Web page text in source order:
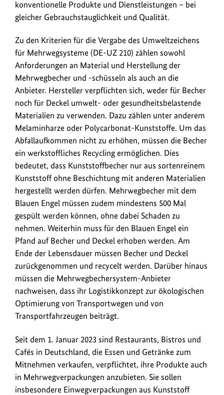
konventionelle Produkte und Dienstleistungen – bei
gleicher Gebrauchstauglichkeit und Qualität.
Zu den Kriterien für die Vergabe des Umweltzeichens
für Mehrwegsysteme (DE-UZ 210) zählen sowohl
Anforderungen an Material und Herstellung der
Mehrwegbecher und -schüsseln als auch an die
Anbieter. Hersteller verpflichten sich, weder für Becher
noch für Deckel umwelt- oder gesundheitsbelastende
Materialien zu verwenden. Dazu zählen unter anderem
Melaminharze oder Polycarbonat-Kunststoffe. Um das
Abfallaufkommen nicht zu erhöhen, müssen die Becher
ein werkstoffliches Recycling ermöglichen. Dies
bedeutet, dass Kunststoffbecher nur aus sortenreinem
Kunststoff ohne Beschichtung mit anderen Materialien
hergestellt werden dürfen. Mehrwegbecher mit dem
Blauen Engel müssen zudem mindestens 500 Mal
gespült werden können, ohne dabei Schaden zu
nehmen. Weiterhin muss für den Blauen Engel ein
Pfand auf Becher und Deckel erhoben werden. Am
Ende der Lebensdauer müssen Becher und Deckel
zurückgenommen und recycelt werden. Darüber hinaus
müssen die Mehrwegbechersystem-Anbieter
nachweisen, dass ihr Logistikkonzept zur ökologischen
Optimierung von Transportwegen und von
Transportfahrzeugen beiträgt.
Seit dem 1. Januar 2023 sind Restaurants, Bistros und
Cafés in Deutschland, die Essen und Getränke zum
Mitnehmen verkaufen, verpflichtet, ihre Produkte auch
in Mehrwegverpackungen anzubieten. Sie sollen
insbesondere Einwegverpackungen aus Kunststoff